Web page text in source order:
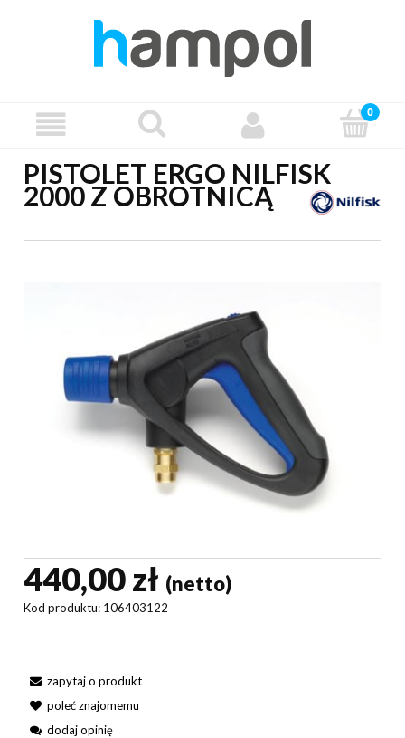
PISTOLET ERGO NILFISK
2000 Z OBROTNICĄ
440,00 zł (netto)
Kod produktu: 106403122
zapytaj o produkt
poleć znajomemu
dodaj opinię